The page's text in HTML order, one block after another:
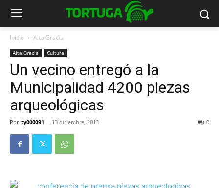
Inicio Alta Gracia
Alta Gracia Cultura
Un vecino entregó a la
Municipalidad 4200 piezas
arqueológicas
Por ty000091 - 13 diciembre, 2013 0